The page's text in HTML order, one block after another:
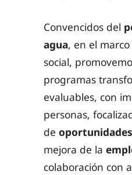
Convencidos del
agua, en el
social,
programas
evaluables, con
personas,
de
mejora de la
colaboración con